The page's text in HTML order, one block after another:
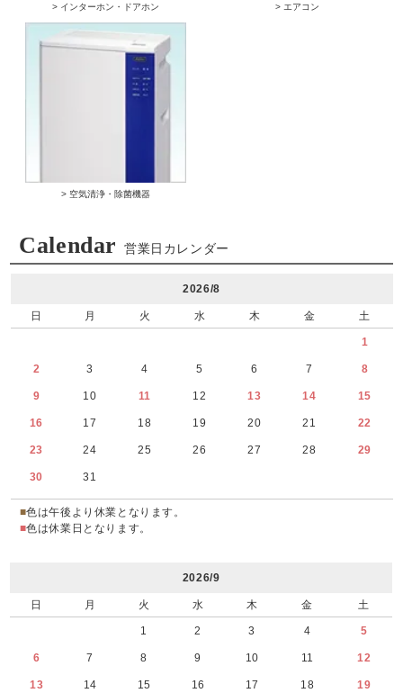
> インターホン・ドアホン > エアコン
> 空気清浄・除菌機器
Calendar 営業日カレンダー
2026/8
日 月 火 水 木 金 土
1
2 3 4 5 6 7 8
9 10 11 12 13 14 15
16 17 18 19 20 21 22
23 24 25 26 27 28 29
30 31
■色は午後より休業となります。
■色は休業日となります。
2026/9
日 月 火 水 木 金 土
1 2 3 4 5
6 7 8 9 10 11 12
13 14 15 16 17 18 19